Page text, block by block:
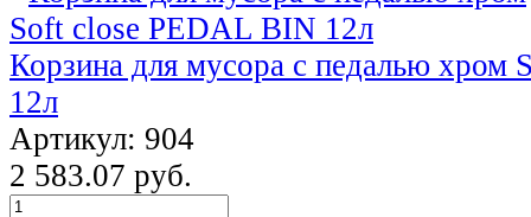
Корзина для мусора с педалью
12л
Артикул: 904
2 583.07 руб.